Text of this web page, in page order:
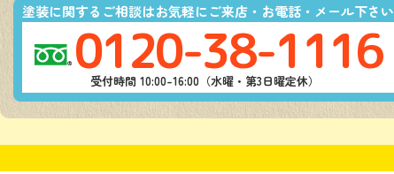
塗装に関するご相談はお気軽にご来店・お電話・メール下さい
0120-38-1116
受付時間 10:00-16:00（水曜・第3日曜定休）